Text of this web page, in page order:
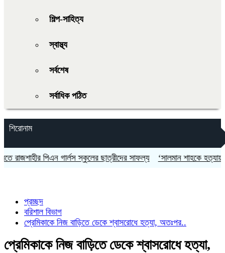
শিল্প-সাহিত্য
স্বাস্থ্য
সর্বশেষ
সর্বাধিক পঠিত
শিরোনাম
পিএন গার্লস স্কুলের ছাত্রীদের সাফল্য ‘সালমান শাহকে হত্যায় ডনের
প্রচ্ছদ
বরিশাল বিভাগ
প্রেমিকাকে নিজ বাড়িতে ডেকে শ্বাসরোধে হত্যা, অতঃপর..
প্রেমিকাকে নিজ বাড়িতে ডেকে শ্বাসরোধে হত্যা,